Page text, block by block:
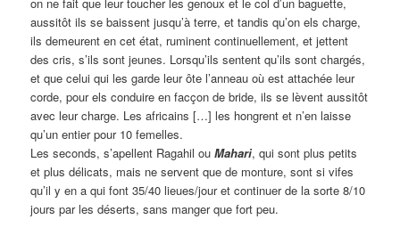
aussitôt ils se baissent jusqu’à terre, et tandis qu’on els charge,
ils demeurent en cet état, ruminent continuellement, et jettent
des cris, s’ils sont jeunes. Lorsqu’ils sentent qu’ils sont chargés,
et que celui qui les garde leur ôte l’anneau où est attachée leur
corde, pour els conduire en facçon de bride, ils se lèvent aussitôt
avec leur charge. Les africains […] les hongrent et n’en laisse
qu’un entier pour 10 femelles.
Les seconds, s’apellent Ragahil ouMahari, qui sont plus petits
et plus délicats, mais ne servent que de monture, sont si vifes
qu’il y en a qui font 35/40 lieues/jour et continuer de la sorte 8/10
jours par les déserts, sans manger que fort peu.